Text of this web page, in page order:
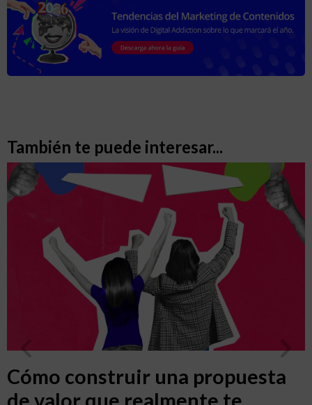
También te puede interesar...
Cómo construir una propuesta
de valor que realmente te